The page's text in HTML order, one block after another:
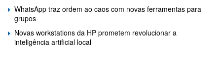
WhatsApp traz ordem ao caos com novas ferramentas para
grupos
Novas workstations da HP prometem revolucionar a
inteligência artificial local